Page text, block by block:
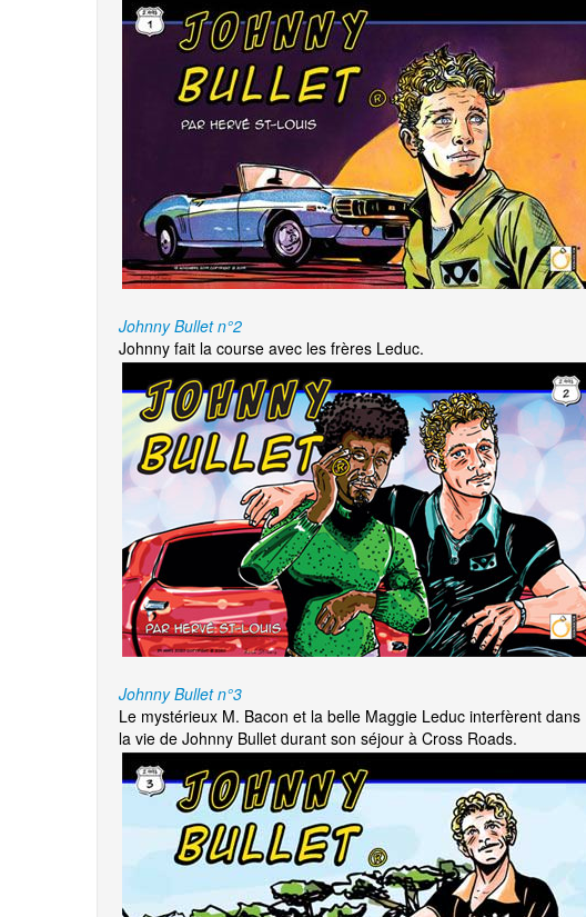
Johnny Bullet n°2
Johnny fait la course avec les frères Leduc.
Johnny Bullet n°3
Le mystérieux M. Bacon et la belle Maggie Leduc interfèrent dans
la vie de Johnny Bullet durant son séjour à Cross Roads.